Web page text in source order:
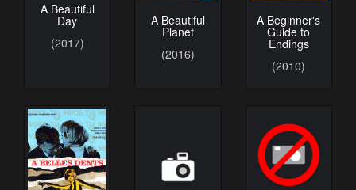
A Beautiful
Day
(2017)
A Beautiful
Planet
(2016)
A Beginner's
Guide to
Endings
(2010)